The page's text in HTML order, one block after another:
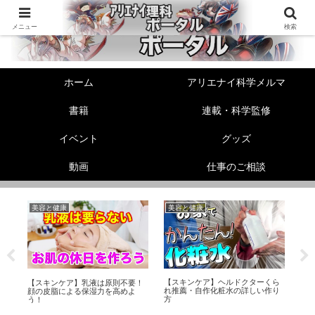
ホーム アリエナイ科学メルマ
書籍 連載・科学監修
イベント グッズ
動画 仕事のご相談
美容と健康
【スキンケア】乳液は原則不要！
顔の皮脂による保湿力を高めよ
う！
美容と健康
【スキンケア】ヘルドクターくら
れ推薦・自作化粧水の詳しい作り
方
メニュー 検索